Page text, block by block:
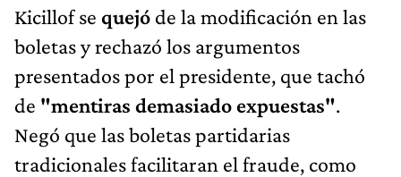
Kicillof se quejó de la modificación en las
boletas y rechazó los argumentos
presentados por el presidente, que tachó
de "mentiras demasiado expuestas".
Negó que las boletas partidarias
tradicionales facilitaran el fraude, como